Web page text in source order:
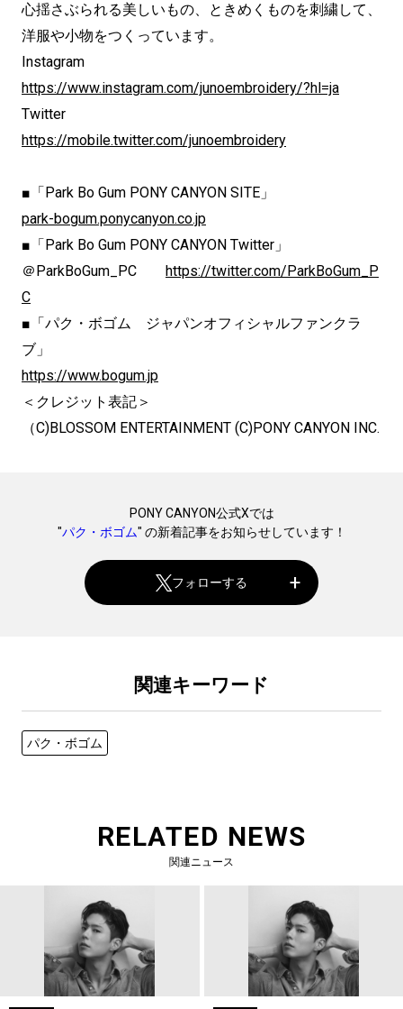
心揺さぶられる美しいもの、ときめくものを刺繍して、
洋服や小物をつくっています。
Instagram
https://www.instagram.com/junoembroidery/?hl=ja
Twitter
https://mobile.twitter.com/junoembroidery
■「Park Bo Gum PONY CANYON SITE」
park-bogum.ponycanyon.co.jp
■「Park Bo Gum PONY CANYON Twitter」
＠ParkBoGum_PC https://twitter.com/ParkBoGum_P
C
■「パク・ボゴム ジャパンオフィシャルファンクラ
ブ」
https://www.bogum.jp
＜クレジット表記＞
（C)BLOSSOM ENTERTAINMENT (C)PONY CANYON INC.
PONY CANYON公式Xでは
"パク・ボゴム" の新着記事をお知らせしています！
フォローする
関連キーワード
パク・ボゴム
RELATED NEWS
関連ニュース